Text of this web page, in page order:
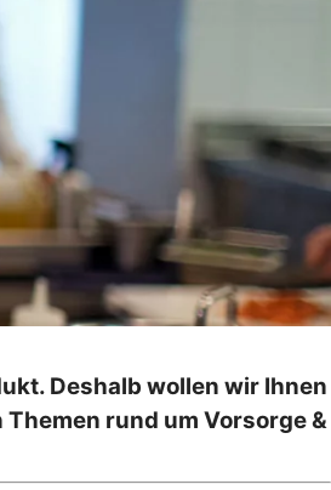
Deshalb wollen wir Ihnen
rund um Vorsorge &